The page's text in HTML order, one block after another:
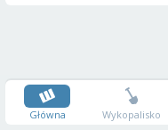
Główna Wykopalisko